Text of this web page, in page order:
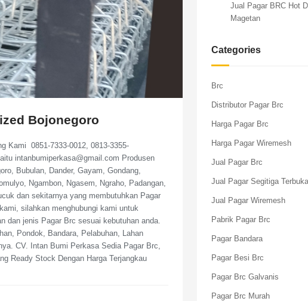
Bojonegoro
Kami 0851-7333-0012, 0813-3355-
intanbumiperkasa@gmail.com Produsen
Bubulan, Dander, Gayam, Gondang,
Ngambon, Ngasem, Ngraho, Padangan,
dan sekitarnya yang membutuhkan Pagar
silahkan menghubungi kami untuk
dan jenis Pagar Brc sesuai kebutuhan anda.
Pondok, Bandara, Pelabuhan, Lahan
CV. Intan Bumi Perkasa Sedia Pagar Brc,
Ready Stock Dengan Harga Terjangkau
Jual Pagar BRC Hot
Magetan
Categories
Brc
Distributor Pagar Brc
Harga Pagar Brc
Harga Pagar Wiremesh
Jual Pagar Brc
Jual Pagar Segitiga Terbuka
Jual Pagar Wiremesh
Pabrik Pagar Brc
Pagar Bandara
Pagar Besi Brc
Pagar Brc Galvanis
Pagar Brc Murah